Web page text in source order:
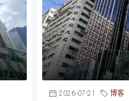
2026-07-21 博客